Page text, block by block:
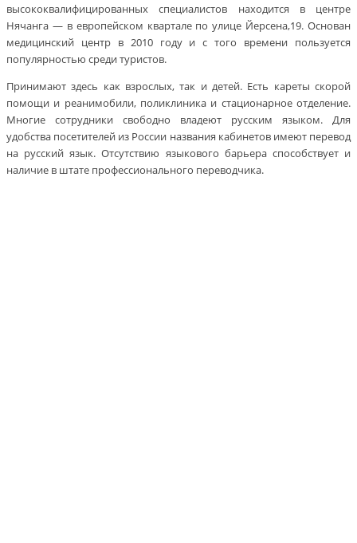
высококвалифицированных специалистов находится в центре
Нячанга — в европейском квартале по улице Йерсена,19. Основан
медицинский центр в 2010 году и с того времени пользуется
популярностью среди туристов.
Принимают здесь как взрослых, так и детей. Есть кареты скорой
помощи и реанимобили, поликлиника и стационарное отделение.
Многие сотрудники свободно владеют русским языком. Для
удобства посетителей из России названия кабинетов имеют перевод
на русский язык. Отсутствию языкового барьера способствует и
наличие в штате профессионального переводчика.